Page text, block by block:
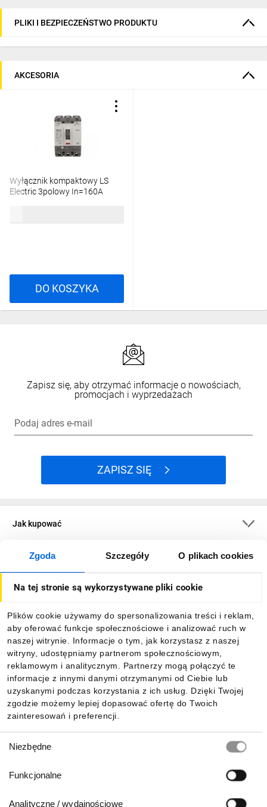
Zgoda Szczegóły O plikach cookies
Na tej stronie są wykorzystywane pliki cookie
Plików cookie używamy do spersonalizowania treści i reklam,
aby oferować funkcje społecznościowe i analizować ruch w
naszej witrynie. Informacje o tym, jak korzystasz z naszej
witryny, udostępniamy partnerom społecznościowym,
reklamowym i analitycznym. Partnerzy mogą połączyć te
informacje z innymi danymi otrzymanymi od Ciebie lub
uzyskanymi podczas korzystania z ich usług. Dzięki Twojej
zgodzie możemy lepiej dopasować ofertę do Twoich
zainteresowań i preferencji.
zgody
Niezbędne
Funkcjonalne
Analityczne / wydajnościowe
PLIKI I BEZPIECZEŃSTWO PRODUKTU
AKCESORIA
Wyłącznik kompaktowy LS
Electric 3polowy In=160A
DO KOSZYKA
Zapisz się, aby otrzymać informacje o nowościach,
promocjach i wyprzedażach
Podaj adres e-mail
ZAPISZ SIĘ
Jak kupować
O firmie
Informacje
Pobierz naszą aplikację mobilną: